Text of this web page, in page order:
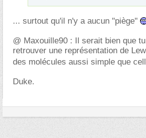
... surtout qu'il n'y a aucun "piège"
@ Maxouille90 : Il serait bien que
retrouver une représentation de
des molécules aussi simple que
Duke.